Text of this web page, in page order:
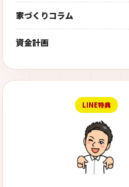
家づくりコラム
資金計画
LINE特典